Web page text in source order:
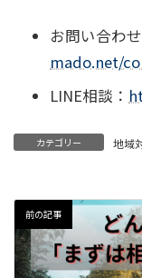
お問い合わ
mado.net/
LINE相談：
カテゴリー 地域
前の記事